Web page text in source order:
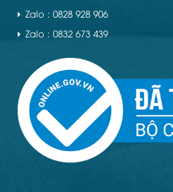
Zalo : 0828 928 906
Zalo : 0832 673 439